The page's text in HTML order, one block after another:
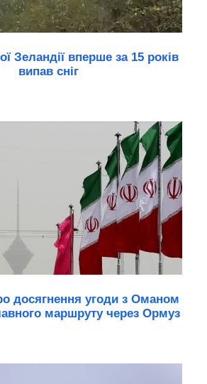
Зеландії вперше за 15 років
випав сніг
досягнення угоди з Оманом
маршруту через Ормуз